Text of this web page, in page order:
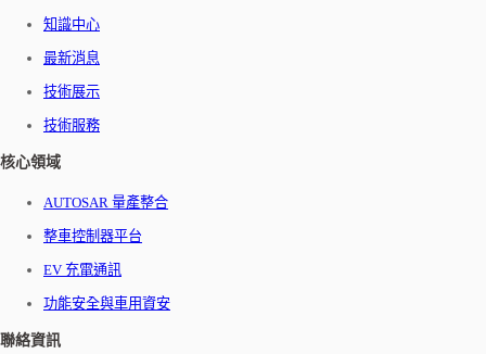
知識中心
最新消息
技術展示
技術服務
核心領域
AUTOSAR 量產整合
整車控制器平台
EV 充電通訊
功能安全與車用資安
聯絡資訊